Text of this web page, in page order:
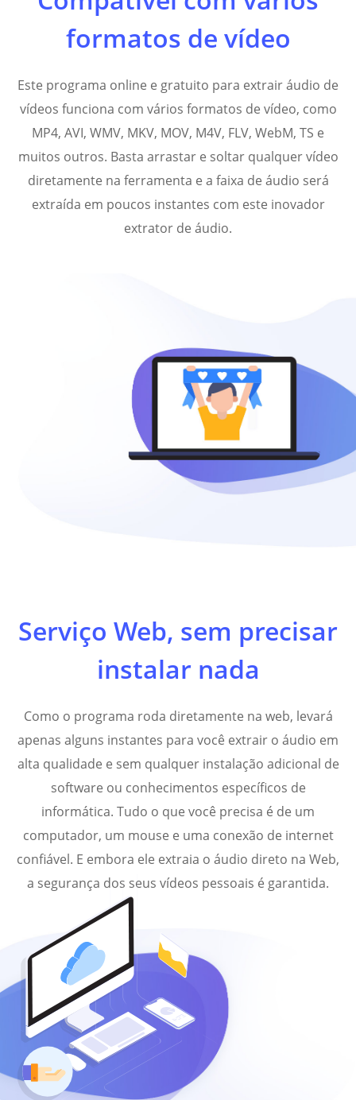
formatos de vídeo
Este programa online e gratuito para extrair áudio de
vídeos funciona com vários formatos de vídeo, como
MP4, AVI, WMV, MKV, MOV, M4V, FLV, WebM, TS e
muitos outros. Basta arrastar e soltar qualquer vídeo
diretamente na ferramenta e a faixa de áudio será
extraída em poucos instantes com este inovador
extrator de áudio.
Serviço Web, sem precisar
instalar nada
Como o programa roda diretamente na web, levará
apenas alguns instantes para você extrair o áudio em
alta qualidade e sem qualquer instalação adicional de
software ou conhecimentos específicos de
informática. Tudo o que você precisa é de um
computador, um mouse e uma conexão de internet
confiável. E embora ele extraia o áudio direto na Web,
a segurança dos seus vídeos pessoais é garantida.